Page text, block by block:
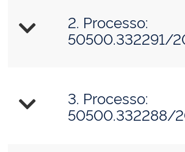
2. Processo:
50500.332291/
3. Processo:
50500.332288/